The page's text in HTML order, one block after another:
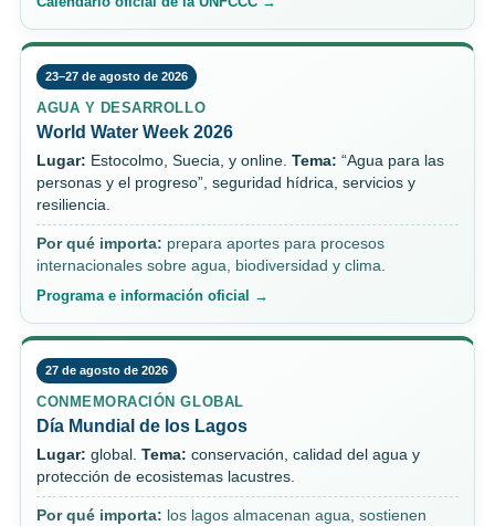
23–27 de agosto de 2026
AGUA Y DESARROLLO
World Water Week 2026
Lugar: Estocolmo, Suecia, y online. Tema: “Agua para las
personas y el progreso”, seguridad hídrica, servicios y
resiliencia.
Por qué importa: prepara aportes para procesos
internacionales sobre agua, biodiversidad y clima.
Programa e información oficial →
27 de agosto de 2026
CONMEMORACIÓN GLOBAL
Día Mundial de los Lagos
Lugar: global. Tema: conservación, calidad del agua y
protección de ecosistemas lacustres.
Por qué importa: los lagos almacenan agua, sostienen